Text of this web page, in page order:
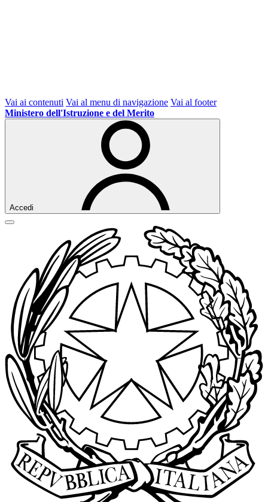
Vai ai contenuti Vai al menu di navigazione Vai al footer
Ministero dell'Istruzione e del Merito
Accedi